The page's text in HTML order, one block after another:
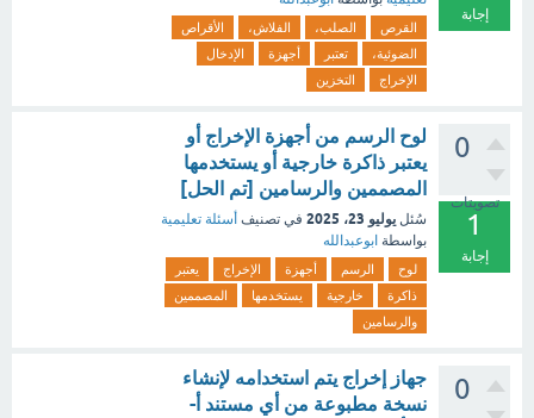
إجابة
القرص الصلب، الفلاش،
الأقراص
الضوئية،
تعتبر أجهزة
الإدخال
الإخراج
التخزين
0
تصويتات
1
إجابة
لوح الرسم من أجهزة الإخراج أو
يعتبر ذاكرة خارجية أو يستخدمها
المصممين والرسامين [تم الحل]
سُئل يوليو 23، 2025 في تصنيف أسئلة تعليمية
بواسطة ابوعبدالله
لوح الرسم أجهزة الإخراج
يعتبر
ذاكرة
خارجية يستخدمها
المصممين
والرسامين
0
جهاز إخراج يتم استخدامه لإنشاء
نسخة مطبوعة من أي مستند أ-